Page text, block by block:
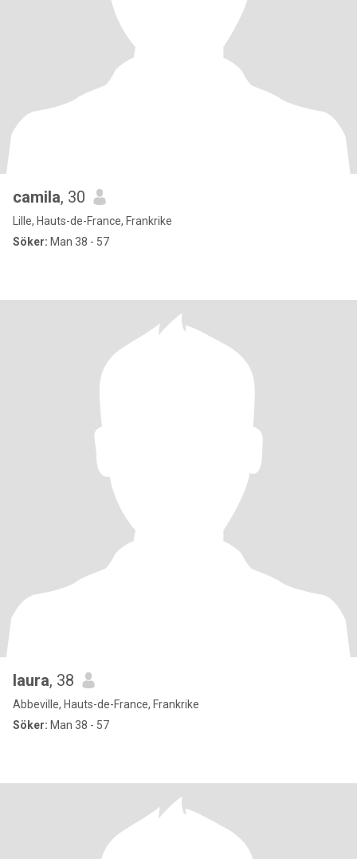
camila, 30
Lille, Hauts-de-France, Frankrike
Söker: Man 38 - 57
laura, 38
Abbeville, Hauts-de-France, Frankrike
Söker: Man 38 - 57